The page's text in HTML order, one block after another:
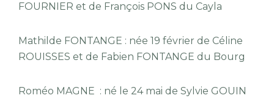
FOURNIER et de François PONS du Cayla
Mathilde FONTANGE : née 19 février de Céline
ROUISSES et de Fabien FONTANGE du Bourg
Roméo MAGNE : né le 24 mai de Sylvie GOUIN